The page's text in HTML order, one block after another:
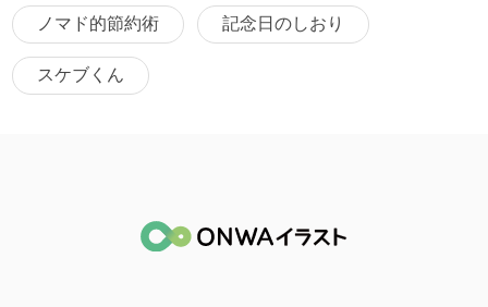
ノマド的節約術 記念日のしおり
スケブくん